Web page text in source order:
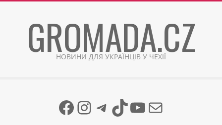
GROMADA.CZ
НОВИНИ ДЛЯ УКРАЇНЦІВ У ЧЕХІЇ
Facebook
Instagram
Telegram
TikTok
YouTube
Mail